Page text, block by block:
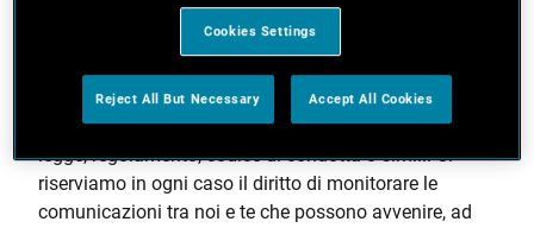
trasmettere attraverso questo sito, materiale illegale,
minatorio, calunnioso, diffamatorio, osceno,
pornografico o blasfemo, o altro materiale che
costituisca o incoraggi una condotta che potrebbe
configurare un reato o che violi una disposizione di
legge, regolamento, codice di condotta o simili. Ci
riserviamo in ogni caso il diritto di monitorare le
comunicazioni tra noi e te che possono avvenire, ad
Cookies Settings
Reject All But Necessary Accept All Cookies